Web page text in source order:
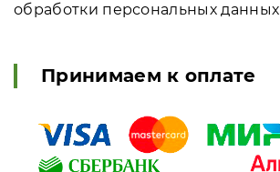
обработки персональных данных
Принимаем к оплате